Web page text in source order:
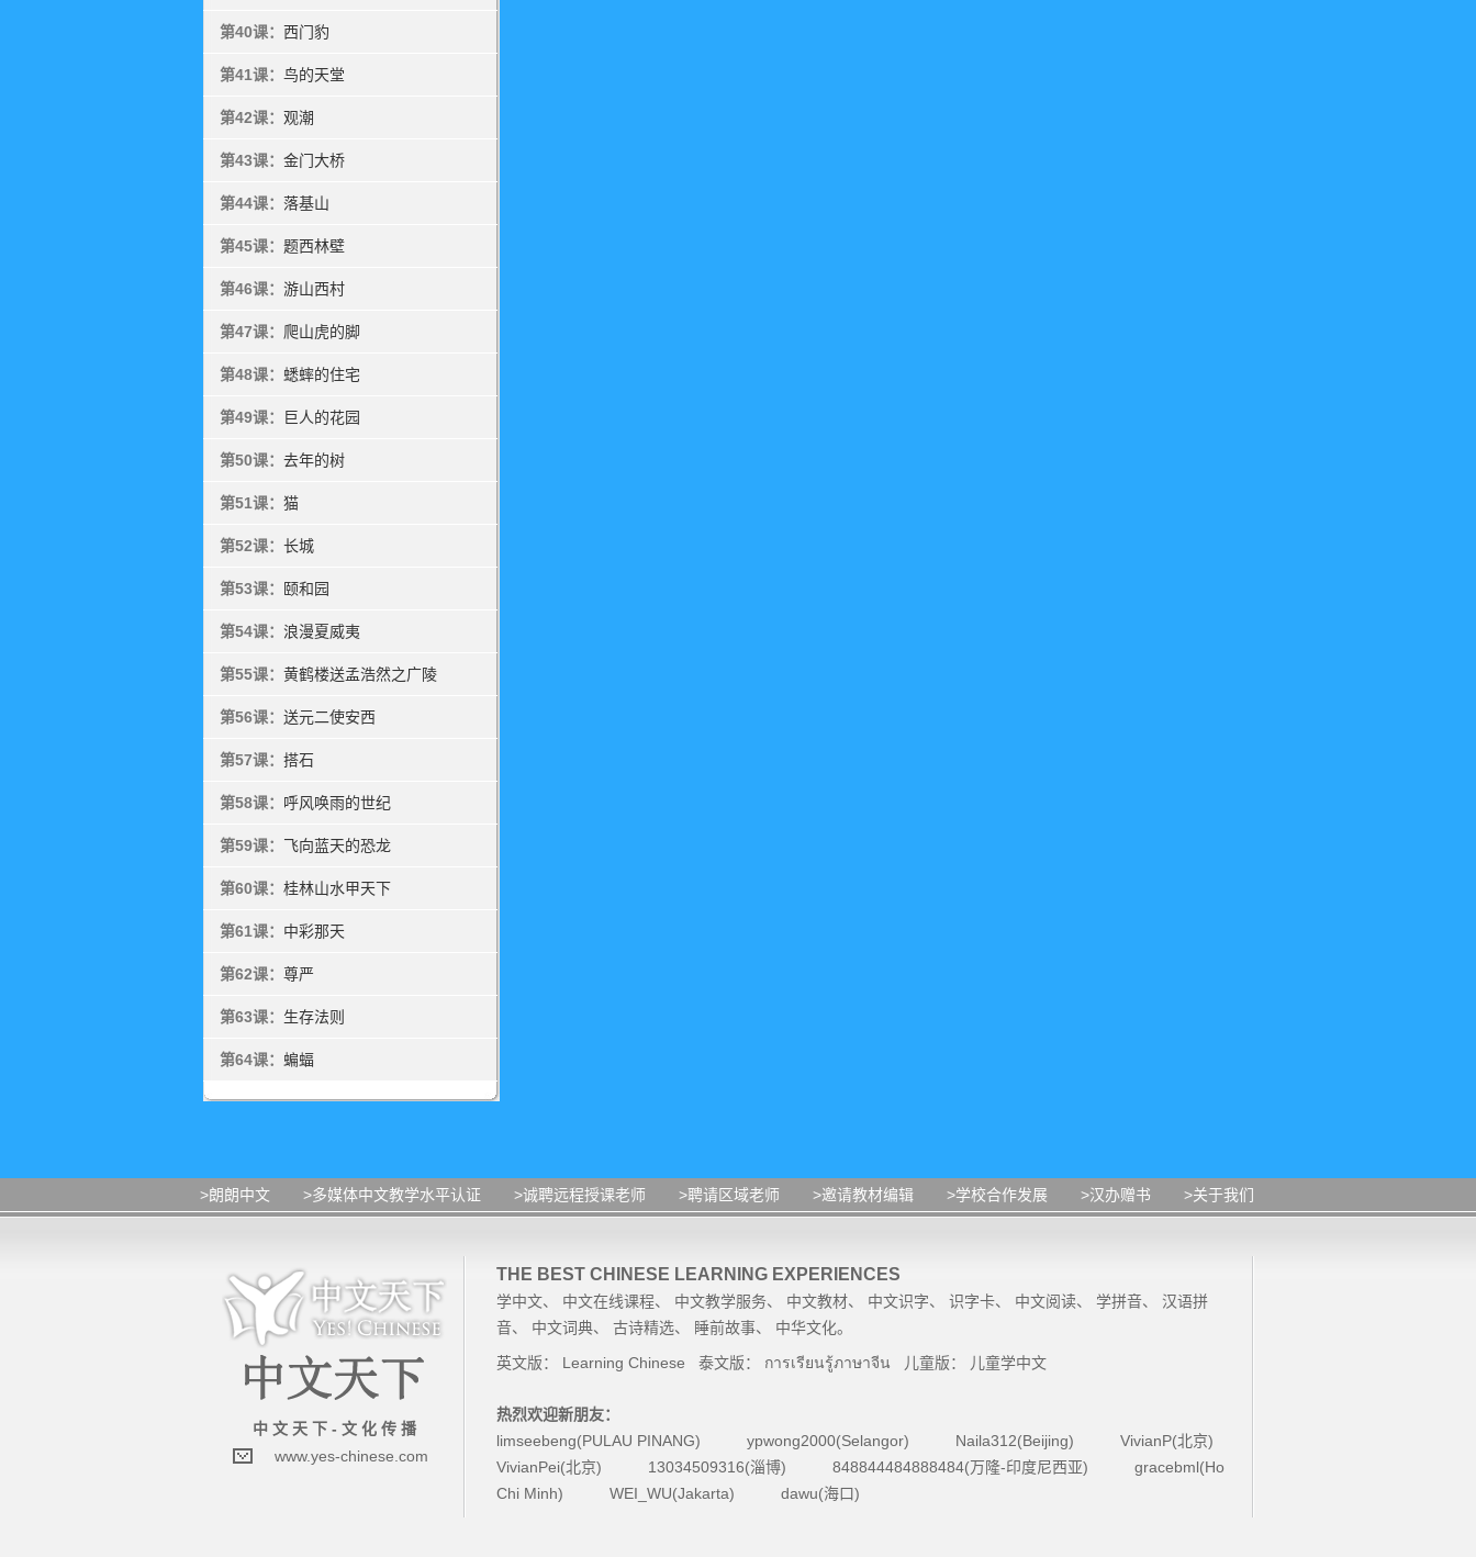
第40课： 西门豹
第41课： 鸟的天堂
第42课： 观潮
第43课： 金门大桥
第44课： 落基山
第45课： 题西林壁
第46课： 游山西村
第47课： 爬山虎的脚
第48课： 蟋蟀的住宅
第49课： 巨人的花园
第50课： 去年的树
第51课： 猫
第52课： 长城
第53课： 颐和园
第54课： 浪漫夏威夷
第55课： 黄鹤楼送孟浩然之广陵
第56课： 送元二使安西
第57课： 搭石
第58课： 呼风唤雨的世纪
第59课： 飞向蓝天的恐龙
第60课： 桂林山水甲天下
第61课： 中彩那天
第62课： 尊严
第63课： 生存法则
第64课： 蝙蝠
>朗朗中文 >多媒体中文教学水平认证 >诚聘远程授课老师 >聘请区域老师 >邀请教材编辑 >学校合作发展 >汉办赠书 >关于我们
中 文 天 下 - 文 化 传 播
www.yes-chinese.com
THE BEST CHINESE LEARNING EXPERIENCES
学中文、 中文在线课程、 中文教学服务、 中文教材、 中文识字、 识字卡、 中文阅读、 学拼音、 汉语拼
音、 中文词典、 古诗精选、 睡前故事、 中华文化。
英文版： Learning Chinese 泰文版： การเรียนรู้ภาษาจีน 儿童版： 儿童学中文
热烈欢迎新朋友：
limseebeng(PULAU PINANG)
ypwong2000(Selangor) Naila312(Beijing)
VivianP(北京)
VivianPei(北京)
13034509316(淄博) 848844484888484(万隆-印度尼西亚)
gracebml(Ho
Chi Minh)
WEI_WU(Jakarta) dawu(海口)